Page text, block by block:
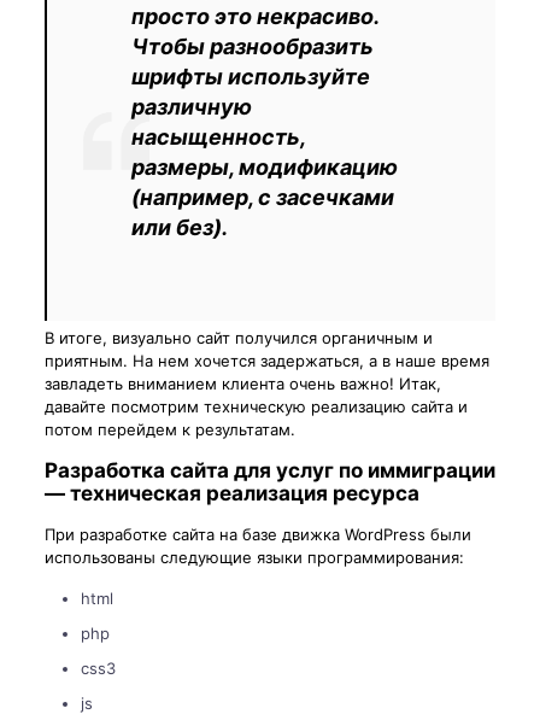
просто это некрасиво.
Чтобы разнообразить
шрифты используйте
различную
насыщенность,
размеры, модификацию
(например, с засечками
или без).
В итоге, визуально сайт получился органичным и
приятным. На нем хочется задержаться, а в наше время
завладеть вниманием клиента очень важно! Итак,
давайте посмотрим техническую реализацию сайта и
потом перейдем к результатам.
Разработка сайта для услуг по иммиграции
— техническая реализация ресурса
При разработке сайта на базе движка WordPress были
использованы следующие языки программирования:
html
php
css3
js